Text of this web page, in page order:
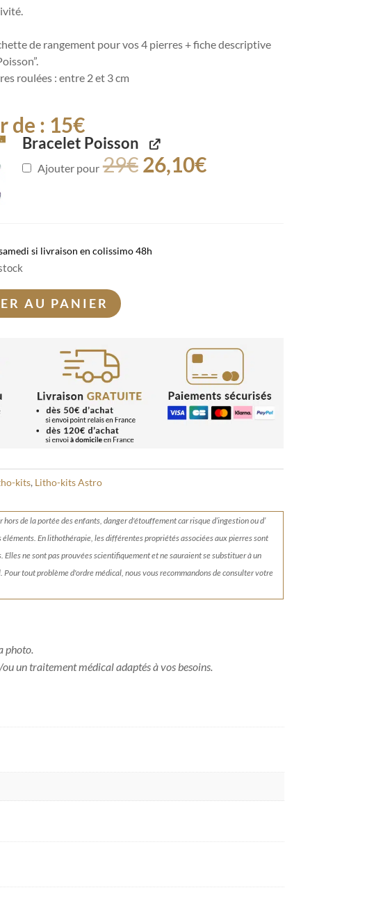
de rangement pour vos 4 pierres + fiche descriptive
roulées : entre 2 et 3 cm
de : 15€
Bracelet Poisson
Ajouter pour 29€ 26,10€
si livraison en colissimo 48h
AU PANIER
kits, Litho-kits Astro
hors de la portée des enfants, danger d'étouffement car risque d’ingestion ou d’
éléments.En lithothérapie, les différentes propriétés associées aux pierres sont
Elles ne sont pas prouvées scientifiquement et ne sauraient se substituer à un
tout problème d'ordre médical, nous vous recommandons de consulter votre
photo.
un traitement médical adaptés à vos besoins.